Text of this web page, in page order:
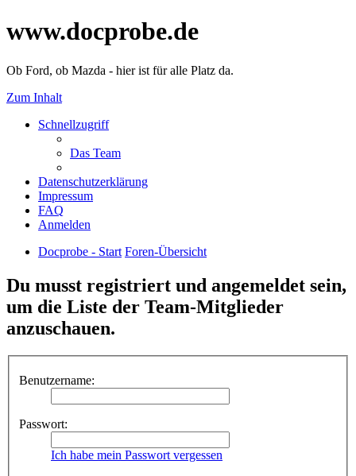
www.docprobe.de
Ob Ford, ob Mazda - hier ist für alle Platz da.
Zum Inhalt
Schnellzugriff
Das Team
Datenschutzerklärung
Impressum
FAQ
Anmelden
Docprobe - Start Foren-Übersicht
Du musst registriert und angemeldet sein,
um die Liste der Team-Mitglieder
anzuschauen.
Benutzername:
Passwort:
Ich habe mein Passwort vergessen